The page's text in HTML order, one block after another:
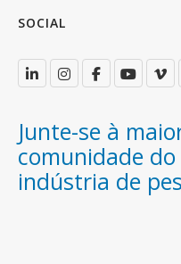
SOCIAL
Junte-se à
comunidade
indústria de